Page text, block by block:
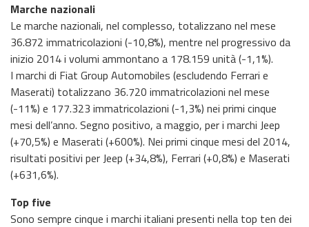
Marche nazionali
Le marche nazionali, nel complesso, totalizzano nel mese
36.872 immatricolazioni (-10,8%), mentre nel progressivo da
inizio 2014 i volumi ammontano a 178.159 unità (-1,1%).
I marchi di Fiat Group Automobiles (escludendo Ferrari e
Maserati) totalizzano 36.720 immatricolazioni nel mese
(-11%) e 177.323 immatricolazioni (-1,3%) nei primi cinque
mesi dell’anno. Segno positivo, a maggio, per i marchi Jeep
(+70,5%) e Maserati (+600%). Nei primi cinque mesi del 2014,
risultati positivi per Jeep (+34,8%), Ferrari (+0,8%) e Maserati
(+631,6%).
Top five
Sono sempre cinque i marchi italiani presenti nella top ten dei